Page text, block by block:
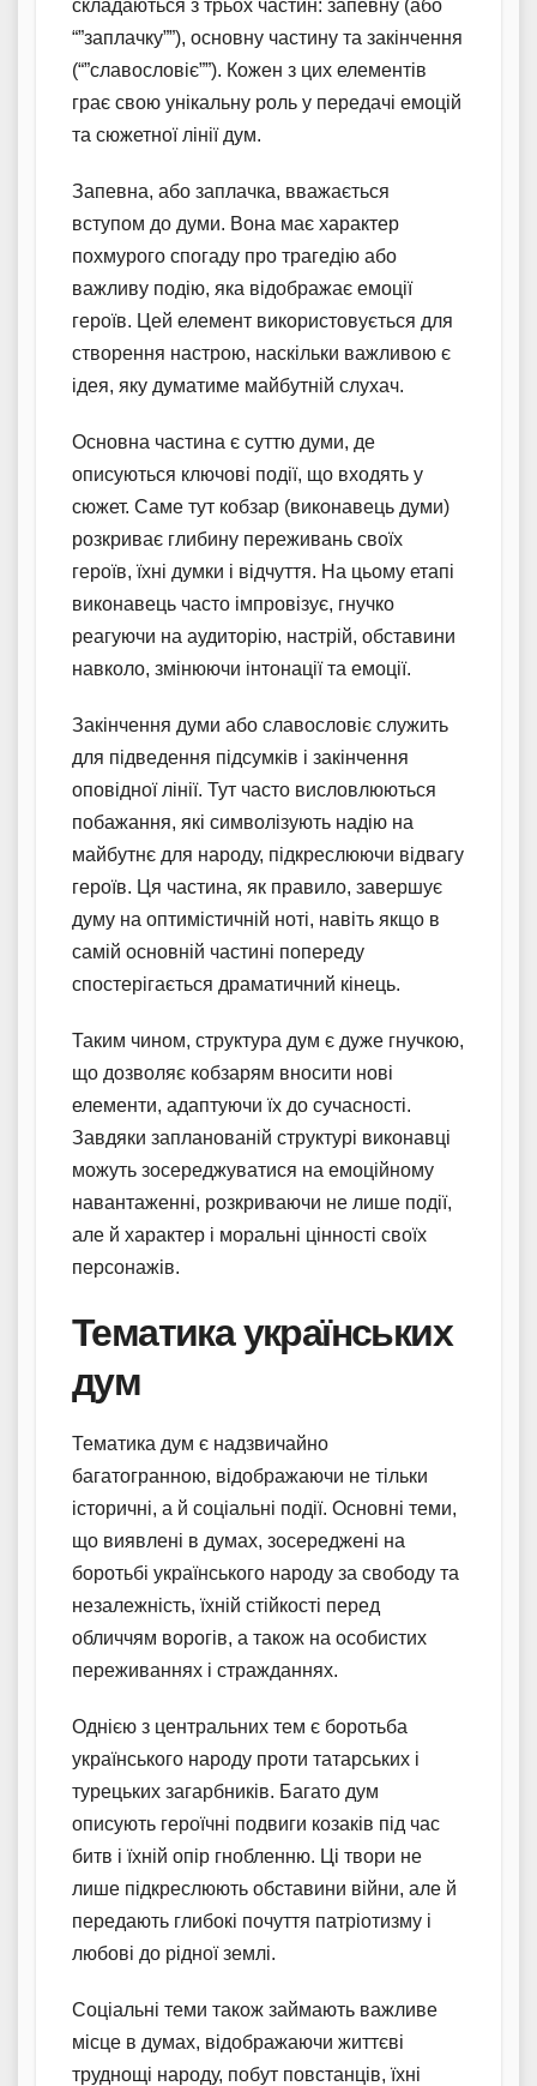
складаються з трьох частин: запевну (або
“”заплачку””), основну частину та закінчення
(“”славословіє””). Кожен з цих елементів
грає свою унікальну роль у передачі емоцій
та сюжетної лінії дум.
Запевна, або заплачка, вважається
вступом до думи. Вона має характер
похмурого спогаду про трагедію або
важливу подію, яка відображає емоції
героїв. Цей елемент використовується для
створення настрою, наскільки важливою є
ідея, яку думатиме майбутній слухач.
Основна частина є суттю думи, де
описуються ключові події, що входять у
сюжет. Саме тут кобзар (виконавець думи)
розкриває глибину переживань своїх
героїв, їхні думки і відчуття. На цьому етапі
виконавець часто імпровізує, гнучко
реагуючи на аудиторію, настрій, обставини
навколо, змінюючи інтонації та емоції.
Закінчення думи або славословіє служить
для підведення підсумків і закінчення
оповідної лінії. Тут часто висловлюються
побажання, які символізують надію на
майбутнє для народу, підкреслюючи відвагу
героїв. Ця частина, як правило, завершує
думу на оптимістичній ноті, навіть якщо в
самій основній частині попереду
спостерігається драматичний кінець.
Таким чином, структура дум є дуже гнучкою,
що дозволяє кобзарям вносити нові
елементи, адаптуючи їх до сучасності.
Завдяки запланованій структурі виконавці
можуть зосереджуватися на емоційному
навантаженні, розкриваючи не лише події,
але й характер і моральні цінності своїх
персонажів.
Тематика українських
дум
Тематика дум є надзвичайно
багатогранною, відображаючи не тільки
історичні, а й соціальні події. Основні теми,
що виявлені в думах, зосереджені на
боротьбі українського народу за свободу та
незалежність, їхній стійкості перед
обличчям ворогів, а також на особистих
переживаннях і стражданнях.
Однією з центральних тем є боротьба
українського народу проти татарських і
турецьких загарбників. Багато дум
описують героїчні подвиги козаків під час
битв і їхній опір гнобленню. Ці твори не
лише підкреслюють обставини війни, але й
передають глибокі почуття патріотизму і
любові до рідної землі.
Соціальні теми також займають важливе
місце в думах, відображаючи життєві
труднощі народу, побут повстанців, їхні